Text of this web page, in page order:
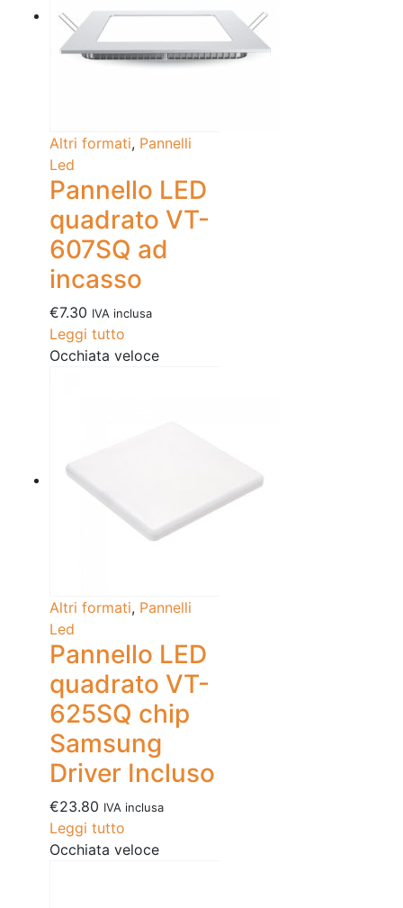
Altri formati, Pannelli
Led
Pannello LED
quadrato VT-
607SQ ad
incasso
€7.30 IVA inclusa
Leggi tutto
Occhiata veloce
Altri formati, Pannelli
Led
Pannello LED
quadrato VT-
625SQ chip
Samsung
Driver Incluso
€23.80 IVA inclusa
Leggi tutto
Occhiata veloce